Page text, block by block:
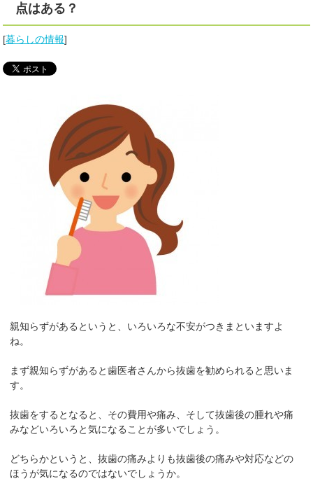
点はある？
[暮らしの情報]
親知らずがあるというと、いろいろな不安がつきまといますよ
ね。
まず親知らずがあると歯医者さんから抜歯を勧められると思いま
す。
抜歯をするとなると、その費用や痛み、そして抜歯後の腫れや痛
みなどいろいろと気になることが多いでしょう。
どちらかというと、抜歯の痛みよりも抜歯後の痛みや対応などの
ほうが気になるのではないでしょうか。